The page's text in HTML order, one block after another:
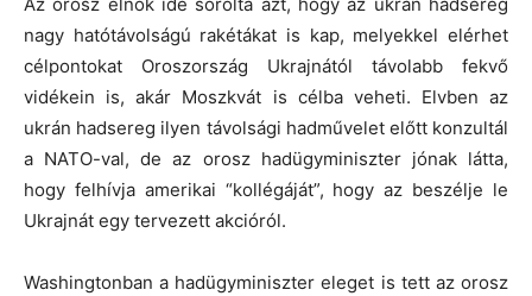
Az orosz elnök ide sorolta azt, hogy az ukrán hadsereg
nagy hatótávolságú rakétákat is kap, melyekkel elérhet
célpontokat Oroszország Ukrajnától távolabb fekvő
vidékein is, akár Moszkvát is célba veheti. Elvben az
ukrán hadsereg ilyen távolsági hadművelet előtt konzultál
a NATO-val, de az orosz hadügyminiszter jónak látta,
hogy felhívja amerikai “kollégáját”, hogy az beszélje le
Ukrajnát egy tervezett akcióról.
Washingtonban a hadügyminiszter eleget is tett az orosz